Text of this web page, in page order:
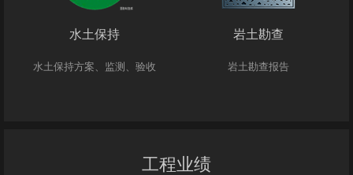
水土保持
水土保持方案、监测、验收
岩土勘查
岩土勘查报告
工程业绩